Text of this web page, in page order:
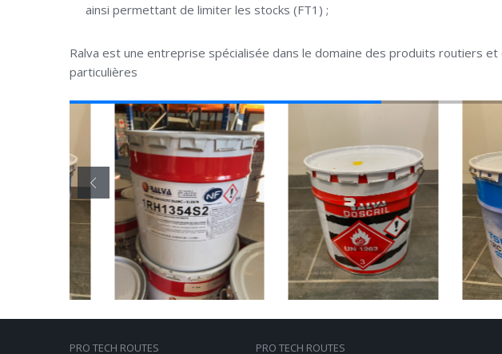
ainsi permettant de limiter les stocks (FT1) ;
Ralva est une entreprise spécialisée dans le domaine des produits routiers
particulières
PRO TECH ROUTES PRO TECH ROUTES